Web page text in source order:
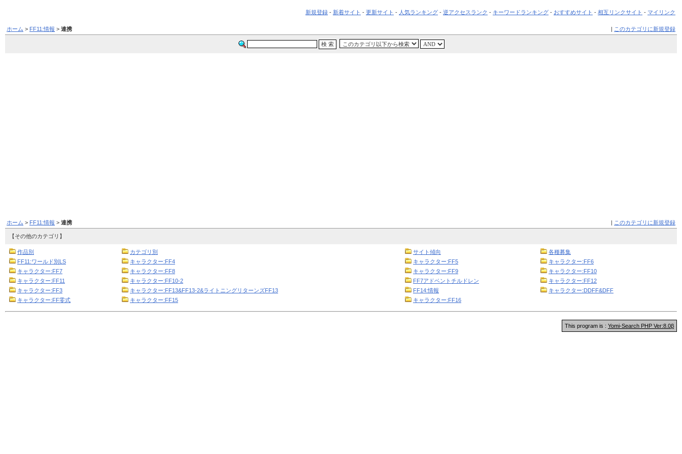
新規登録 - 新着サイト - 更新サイト - 人気ランキング - 逆アクセスランク - キーワードランキング - おすすめサイト - 相互リンクサイト - マイリンク
ホーム > FF11:情報 > 連携 | このカテゴリに新規登録
ホーム > FF11:情報 > 連携 | このカテゴリに新規登録
【その他のカテゴリ】
作品別 カテゴリ別 サイト傾向
各種募集
FF11:ワールド別LS
キャラクター:FF4 キャラクター:FF5
キャラクター:FF6
キャラクター:FF7
キャラクター:FF8 キャラクター:FF9
キャラクター:FF10
キャラクター:FF11
キャラクター:FF10-2 FF7アドベントチルドレン
キャラクター:FF12
キャラクター:FF3
キャラクター:FF13&FF13-2&ライトニングリターンズFF13 FF14:情報
キャラクター:DDFF&DFF
キャラクター:FF零式
キャラクター:FF15 キャラクター:FF16
This program is : Yomi-Search PHP Ver:8.0β